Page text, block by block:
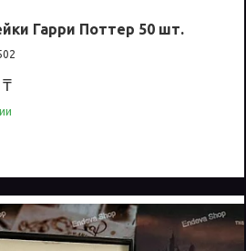
Гарри Поттер 50 шт.